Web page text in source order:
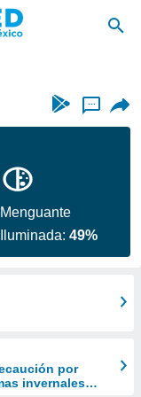
...
Menguante
Iluminada:49%
por
invernales